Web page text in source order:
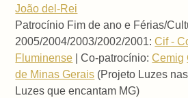
João del-Rei
Patrocínio Fim de ano e Férias/
2005/2004/2003/2002/2001:Cif -
Fluminense | Co-patrocínio:Cemig
de Minas Gerais (Projeto Luzes
Luzes que encantam MG)